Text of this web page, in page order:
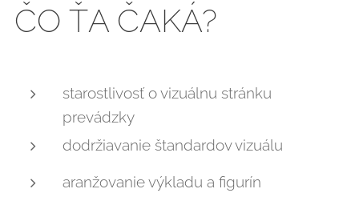
ČO ŤA ČAKÁ?
starostlivosť o vizuálnu stránku
prevádzky
dodržiavanie štandardov vizuálu
aranžovanie výkladu a figurín